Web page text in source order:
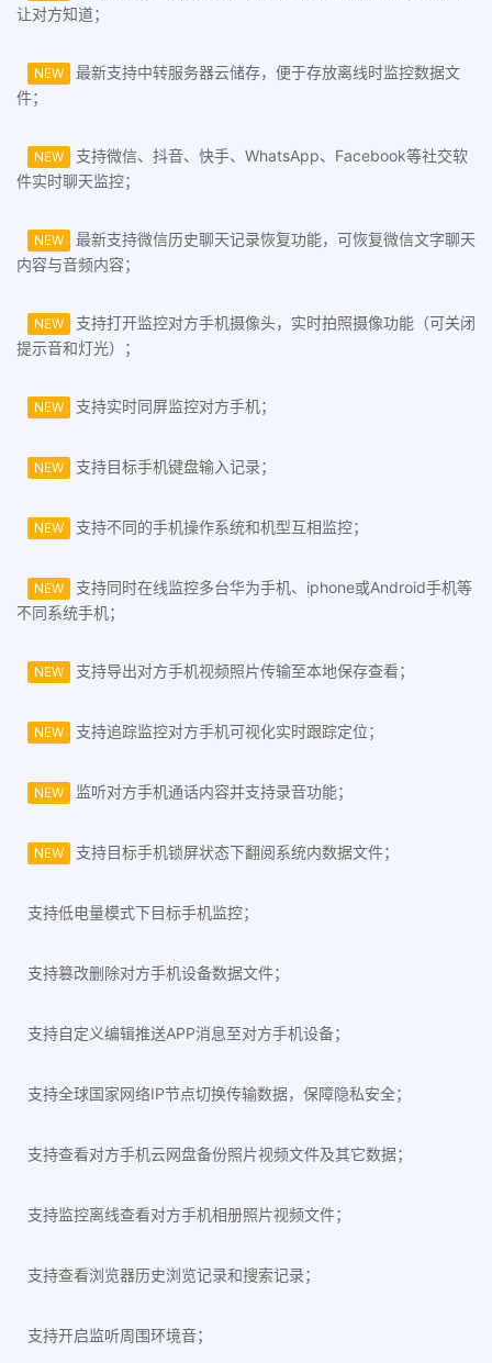
让对方知道；
NEW
最新支持中转服务器云储存，便于存放离线时监控数据文
件；
NEW
支持微信、抖音、快手、WhatsApp、Facebook等社交软
件实时聊天监控；
NEW
最新支持微信历史聊天记录恢复功能，可恢复微信文字聊天
内容与音频内容；
NEW
支持打开监控对方手机摄像头，实时拍照摄像功能（可关闭
提示音和灯光）；
NEW 支持实时同屏监控对方手机；
NEW 支持目标手机键盘输入记录；
NEW 支持不同的手机操作系统和机型互相监控；
NEW
支持同时在线监控多台华为手机、iphone或Android手机等
不同系统手机；
NEW 支持导出对方手机视频照片传输至本地保存查看；
NEW 支持追踪监控对方手机可视化实时跟踪定位；
NEW 监听对方手机通话内容并支持录音功能；
NEW 支持目标手机锁屏状态下翻阅系统内数据文件；
支持低电量模式下目标手机监控；
支持篡改删除对方手机设备数据文件；
支持自定义编辑推送APP消息至对方手机设备；
支持全球国家网络IP节点切换传输数据，保障隐私安全；
支持查看对方手机云网盘备份照片视频文件及其它数据；
支持监控离线查看对方手机相册照片视频文件；
支持查看浏览器历史浏览记录和搜索记录；
支持开启监听周围环境音；